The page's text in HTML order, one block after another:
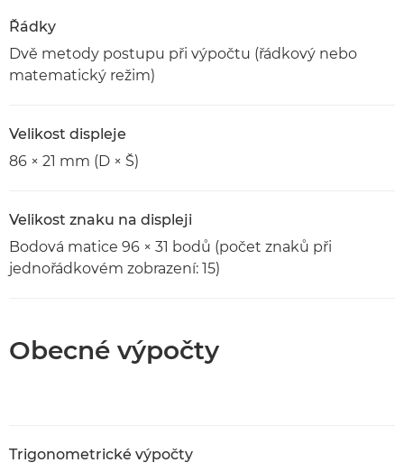
Řádky
Dvě metody postupu při výpočtu (řádkový nebo
matematický režim)
Velikost displeje
86 × 21 mm (D × Š)
Velikost znaku na displeji
Bodová matice 96 × 31 bodů (počet znaků při
jednořádkovém zobrazení: 15)
Obecné výpočty
Trigonometrické výpočty